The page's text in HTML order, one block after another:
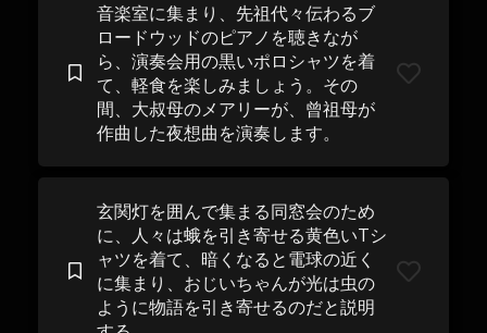
音楽室に集まり、先祖代々伝わるブ
ロードウッドのピアノを聴きなが
ら、演奏会用の黒いポロシャツを着
て、軽食を楽しみましょう。その
間、大叔母のメアリーが、曾祖母が
作曲した夜想曲を演奏します。
玄関灯を囲んで集まる同窓会のため
に、人々は蛾を引き寄せる黄色いTシ
ャツを着て、暗くなると電球の近く
に集まり、おじいちゃんが光は虫の
ように物語を引き寄せるのだと説明